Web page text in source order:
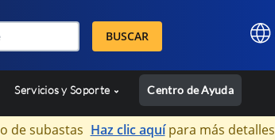
BUSCAR
Servicios y Soporte Centro de Ayuda
de subastas Haz clic aquípara más detalles